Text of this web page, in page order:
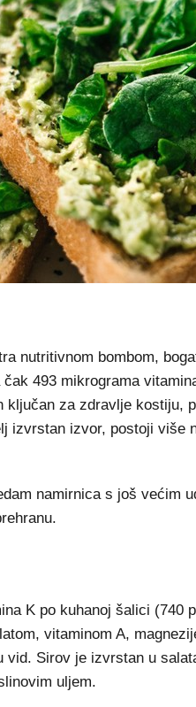
nutritivnom bombom,
493 mikrograma
ključan za zdravlje kostiju,
izvrstan izvor, postoji više
namirnica s još većim
K po kuhanoj šalici (740
vitaminom A,
vid. Sirov je izvrstan u
uljem.